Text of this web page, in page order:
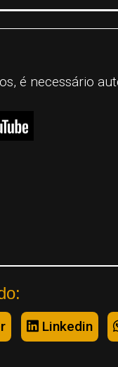
é necessário
Linkedin